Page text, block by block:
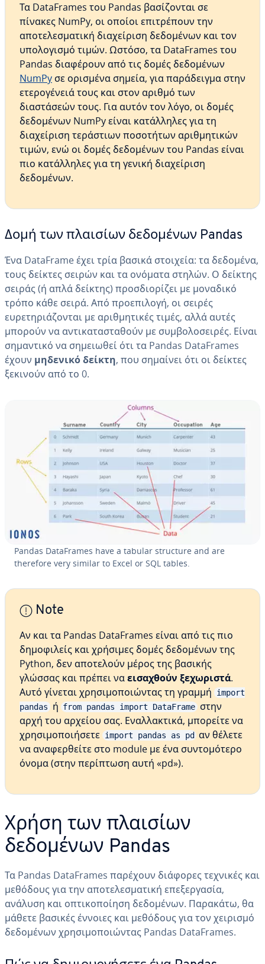
Τα DataFrames του Pandas βασίζονται σε
πίνακες NumPy, οι οποίοι επιτρέπουν την
αποτελεσματική διαχείριση δεδομένων και τον
υπολογισμό τιμών. Ωστόσο, τα DataFrames του
Pandas διαφέρουν από τις δομές δεδομένων
NumPyσε ορισμένα σημεία, για παράδειγμα στην
ετερογένειά τους και στον αριθμό των
διαστάσεών τους. Για αυτόν τον λόγο, οι δομές
δεδομένων NumPy είναι κατάλληλες για τη
διαχείριση τεράστιων ποσοτήτων αριθμητικών
τιμών, ενώ οι δομές δεδομένων του Pandas είναι
πιο κατάλληλες για τη γενική διαχείριση
δεδομένων.
Δομή των πλαισίων δεδομένων Pandas
Ένα DataFrame έχει τρία βασικά στοιχεία: τα δεδομένα,
τους δείκτες σειρών και τα ονόματα στηλών. Ο δείκτης
σειράς (ή απλά δείκτης) προσδιορίζει με μοναδικό
τρόπο κάθε σειρά. Από προεπιλογή, οι σειρές
ευρετηριάζονται με αριθμητικές τιμές, αλλά αυτές
μπορούν να αντικατασταθούν με συμβολοσειρές. Είναι
σημαντικό να σημειωθεί ότι τα Pandas DataFrames
έχουν μηδενικό δείκτη, που σημαίνει ότι οι δείκτες
ξεκινούν από το 0.
Pandas DataFrames have a tabular structure and are
therefore very similar to Excel or SQL tables.
Note
Αν και τα Pandas DataFrames είναι από τις πιο
δημοφιλείς και χρήσιμες δομές δεδομένων της
Python, δεν αποτελούν μέρος της βασικής
γλώσσας και πρέπει ναεισαχθούν ξεχωριστά.
Αυτό γίνεται χρησιμοποιώντας τη γραμμή
import
pandas ή from pandas import DataFrame στην
αρχή του αρχείου σας. Εναλλακτικά, μπορείτε να
χρησιμοποιήσετε import pandas as pd αν θέλετε
να αναφερθείτε στο module με ένα συντομότερο
όνομα (στην περίπτωση αυτή «pd»).
Χρήση των πλαισίων
δεδομένων Pandas
Τα Pandas DataFrames παρέχουν διάφορες τεχνικές και
μεθόδους για την αποτελεσματική επεξεργασία,
ανάλυση και οπτικοποίηση δεδομένων. Παρακάτω, θα
μάθετε βασικές έννοιες και μεθόδους για τον χειρισμό
δεδομένων χρησιμοποιώντας Pandas DataFrames.